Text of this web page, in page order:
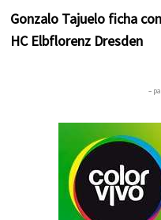
Gonzalo Tajuelo ficha
HC Elbflorenz Dresden
–